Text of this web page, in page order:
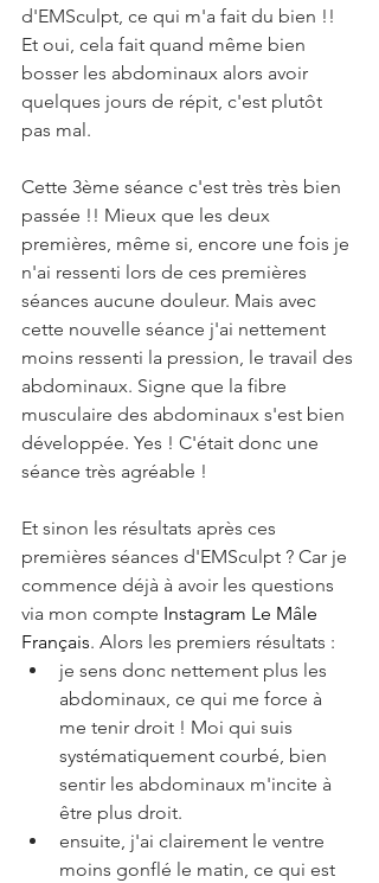
d'EMSculpt, ce qui m'a fait du bien !!
Et oui, cela fait quand même bien
bosser les abdominaux alors avoir
quelques jours de répit, c'est plutôt
pas mal.
Cette 3ème séance c'est très très bien
passée !! Mieux que les deux
premières, même si, encore une fois je
n'ai ressenti lors de ces premières
séances aucune douleur. Mais avec
cette nouvelle séance j'ai nettement
moins ressenti la pression, le travail des
abdominaux. Signe que la fibre
musculaire des abdominaux s'est bien
développée. Yes ! C'était donc une
séance très agréable !
Et sinon les résultats après ces
premières séances d'EMSculpt ? Car je
commence déjà à avoir les questions
via mon compte Instagram Le Mâle
Français. Alors les premiers résultats :
je sens donc nettement plus les
abdominaux, ce qui me force à
me tenir droit ! Moi qui suis
systématiquement courbé, bien
sentir les abdominaux m'incite à
être plus droit.
ensuite, j'ai clairement le ventre
moins gonflé le matin, ce qui est